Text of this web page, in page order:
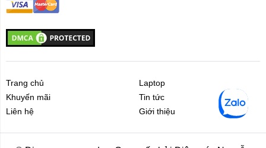
Trang chủ
Laptop
Khuyến mãi
Tin tức
Liên hệ
Giới thiệu